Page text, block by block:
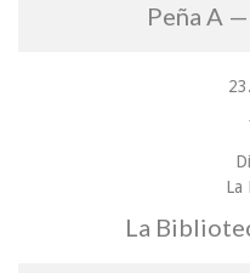
Peña A
La
La